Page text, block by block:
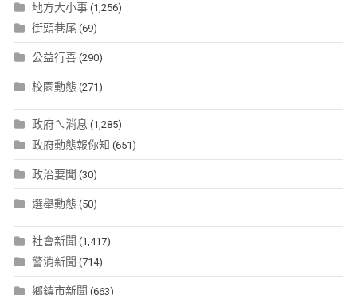
地方大小事(1,256)
街頭巷尾 (69)
公益行善(290)
校園動態 (271)
政府ㄟ消息 (1,285)
政府動態報你知 (651)
政治要聞 (30)
選舉動態 (50)
社會新聞 (1,417)
警消新聞 (714)
鄉鎮市新聞 (663)